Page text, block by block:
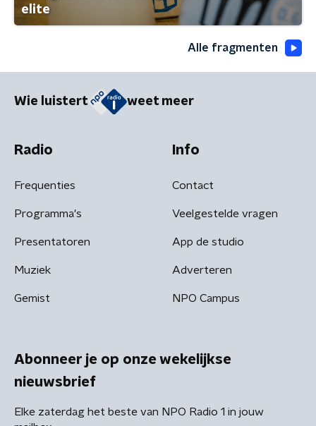
elite
Alle fragmenten
Wie luistert weet meer
Radio
Frequenties
Programma's
Presentatoren
Muziek
Gemist
Info
Contact
Veelgestelde vragen
App de studio
Adverteren
NPO Campus
Abonneer je op onze wekelijkse
nieuwsbrief
Elke zaterdag het beste van NPO Radio 1 in jouw